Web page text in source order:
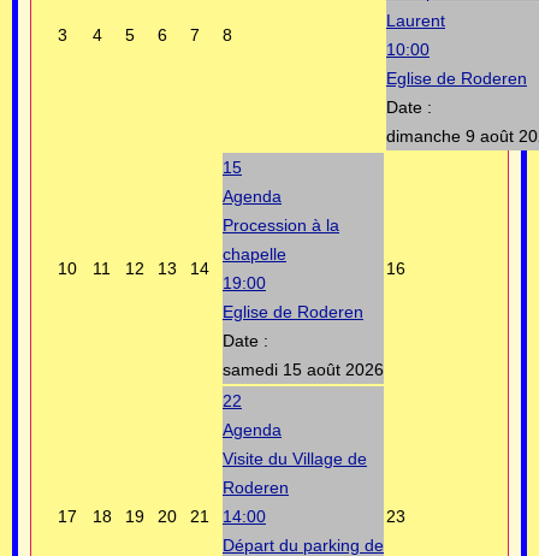
3 4 5 6 7 8
Laurent
10:00
Eglise de Roderen
Date :
dimanche 9 août
10 11 12 13 14
15
Agenda
Procession à la
chapelle
19:00
Eglise de Roderen
Date :
samedi 15 août 2026
16
17 18 19 20 21
22
Agenda
Visite du Village de
Roderen
14:00
Départ du parking de
23